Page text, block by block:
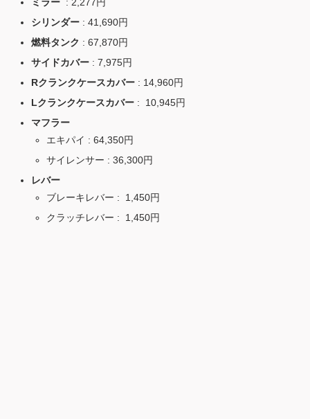
シリンダー : 41,690円
燃料タンク : 67,870円
サイドカバー : 7,975円
Rクランクケースカバー : 14,960円
Lクランクケースカバー : 10,945円
マフラー
エキパイ : 64,350円
サイレンサー : 36,300円
レバー
ブレーキレバー : 1,450円
クラッチレバー : 1,450円